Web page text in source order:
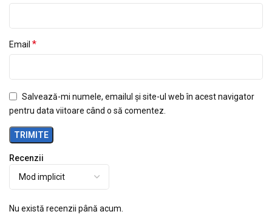
Recenzii
Nu există recenzii până acum.
Email *
Salvează-mi numele, emailul și site-ul web în acest navigator
pentru data viitoare când o să comentez.